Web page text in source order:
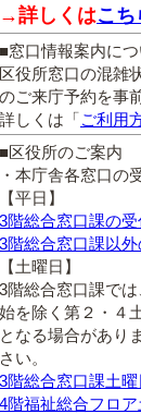
→詳しくはこち
■窓口情報案内につ
区役所窓口の混雑
のご来庁予約を事
詳しくは「ご利用
■区役所のご案内
・本庁舎各窓口の
【平日】
3階総合窓口課の受
3階総合窓口課以
【土曜日】
3階総合窓口課で
始を除く第２・４
となる場合があり
さい。
3階総合窓口課土
4階福祉総合フロ